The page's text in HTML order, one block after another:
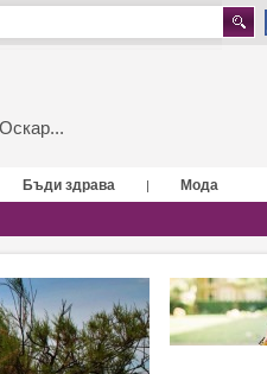
Бъди здрава | Мода